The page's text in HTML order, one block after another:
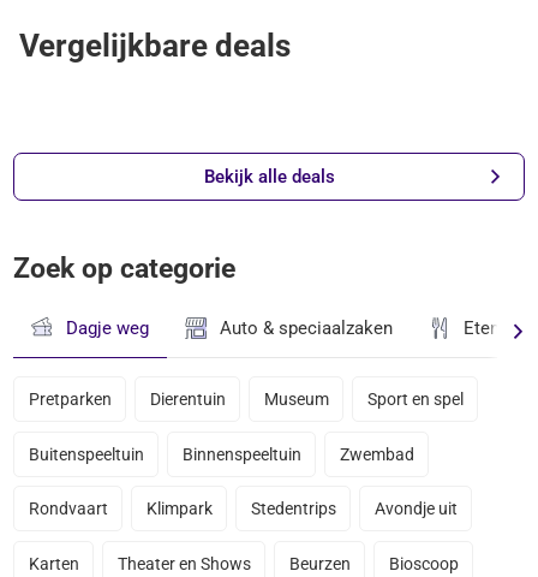
Vergelijkbare deals
Bekijk alle deals
Zoek op categorie
Dagje weg Auto & speciaalzaken Eten &
Pretparken Dierentuin Museum Sport en spel
Buitenspeeltuin Binnenspeeltuin Zwembad
Rondvaart Klimpark Stedentrips Avondje uit
Karten Theater en Shows Beurzen Bioscoop